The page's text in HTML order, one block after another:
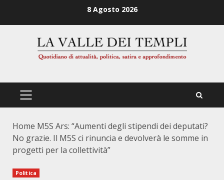
8 Agosto 2026
PRIMÄRES
Home M5S Ars: “Aumenti degli stipendi dei deputati?
No grazie. Il M5S ci rinuncia e devolverà le somme in
progetti per la collettività”
Politica